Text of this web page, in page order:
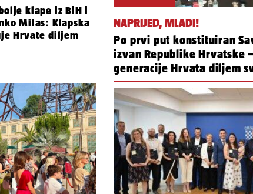
klape iz BiH i
Milas: Klapska
Hrvate diljem
NAPRIJED, MLADI!
Po prvi put konstituiran
izvan Republike Hrvatske
generacije Hrvata diljem